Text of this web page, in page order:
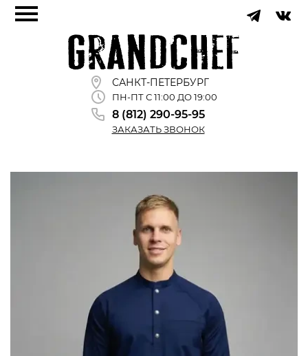
САНКТ-ПЕТЕРБУРГ
ПН-ПТ С 11:00 ДО 19:00
8 (812) 290-95-95
ЗАКАЗАТЬ ЗВОНОК